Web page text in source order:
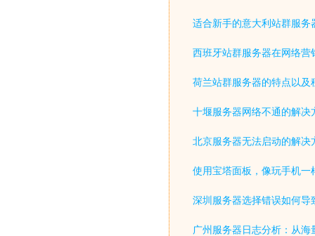
适合新手的意大利站群服务
西班牙站群服务器在网络营
荷兰站群服务器的特点以及
十堰服务器网络不通的解决
北京服务器无法启动的解决
使用宝塔面板，像玩手机一
深圳服务器选择错误如何导
广州服务器日志分析：从海